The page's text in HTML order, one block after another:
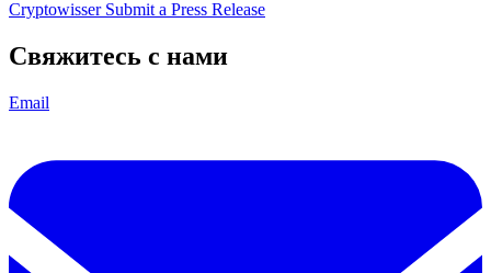
Cryptowisser Submit a Press Release
Свяжитесь с нами
Email